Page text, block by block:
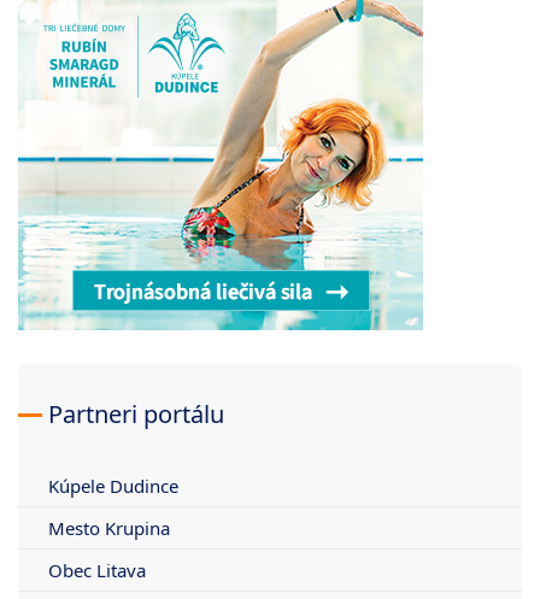
Partneri portálu
Kúpele Dudince
Mesto Krupina
Obec Litava